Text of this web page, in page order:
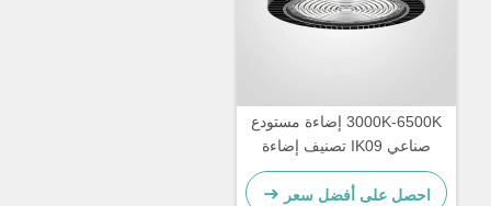
3000K-6500K إضاءة مستودع
صناعي IK09 تصنيف إضاءة
LED عالية الخليج
احصل على أفضل سعر